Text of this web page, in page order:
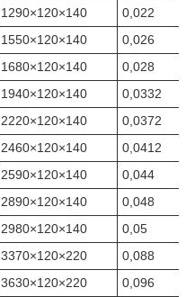
1290×120×140
0,022
1550×120×140
0,026
1680×120×140
0,028
1940×120×140
0,0332
2220×120×140
0,0372
2460×120×140
0,0412
2590×120×140
0,044
2890×120×140
0,048
2980×120×140
0,05
3370×120×220
0,088
3630×120×220 0,096